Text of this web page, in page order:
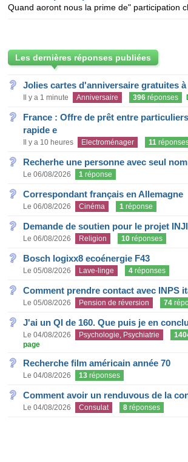
Les dernières réponses publiées
Jolies cartes d'anniversaire gratuites
Il y a 1 minute Anniversaire 396 réponses
France : Offre de prêt entre
rapide e
Il y a 10 heures Electroménager 11
Recherhe une personne avec seul
Le 06/08/2026 1 réponse
Correspondant français en Allemagne
Le 06/08/2026 Cinéma 1 réponse
Demande de soutien pour le projet
Le 06/08/2026 Religion 10 réponses
Bosch logixx8 ecoénergie F43
Le 05/08/2026 Lave-linge 4 réponses
Comment prendre contact avec INPS
Le 05/08/2026 Pension de réversion 74
J'ai un QI de 160. Que puis je en
Le 04/08/2026 Psychologie, Psychiatrie
page
Recherche film américain année 70
Le 04/08/2026 13 réponses
Comment avoir un renduvous de la
Le 04/08/2026 Consulat 8 réponses